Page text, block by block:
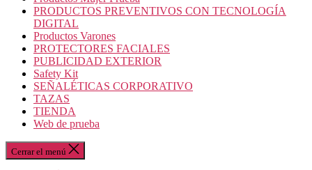
PRODUCTOS PREVENTIVOS CON TECNOLOGÍA
DIGITAL
Productos Varones
PROTECTORES FACIALES
PUBLICIDAD EXTERIOR
Safety Kit
SEÑALÉTICAS CORPORATIVO
TAZAS
TIENDA
Web de prueba
Cerrar el menú